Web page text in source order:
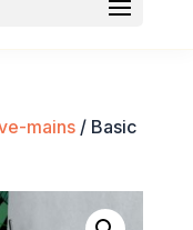
mains/ Basic